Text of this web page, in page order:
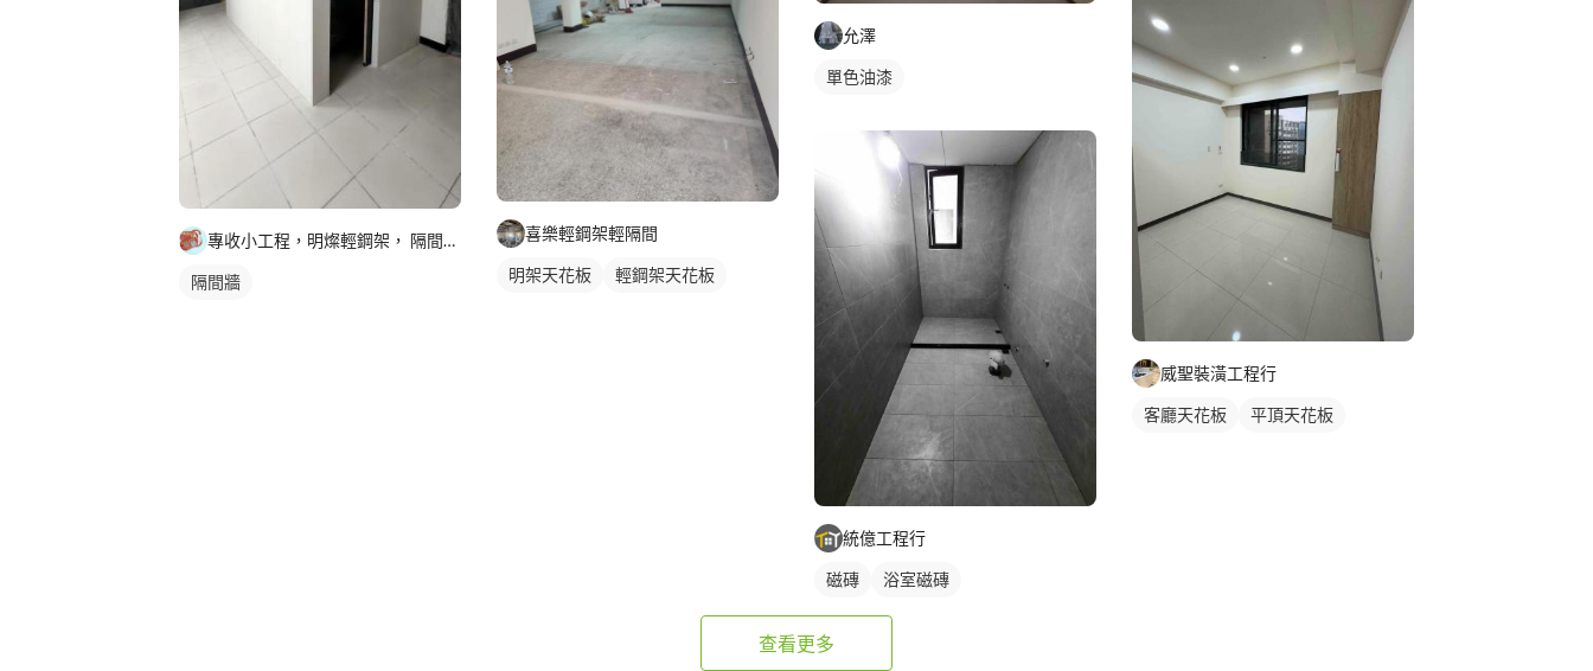
專收小工程，明燦輕鋼架， 隔間，天花板，維修，開孔，專作小坪
隔間牆
喜樂輕鋼架輕隔間
明架天花板 輕鋼架天花板
允澤
單色油漆
統億工程行
磁磚 浴室磁磚
威聖裝潢工程行
客廳天花板 平頂天花板
查看更多